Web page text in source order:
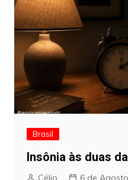
Brasil
Insônia às duas
Célio 6 de